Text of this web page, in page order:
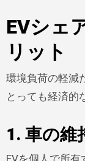
EVシェ
リット
環境負荷の軽減
とっても経済的
1. 車の維
EVを個人で所